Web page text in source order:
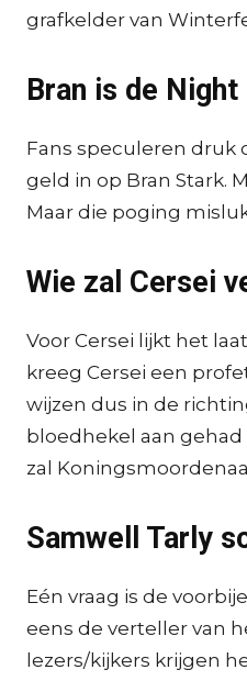
grafkelder van
Bran is de Night
Fans speculeren druk
geld in op Bran Stark.
Maar die poging
Wie zal Cersei
Voor Cersei lijkt het
kreeg Cersei een
wijzen dus in de
bloedhekel aan gehad
zal
Samwell Tarly
Eén vraag is de
eens de verteller van
lezers/kijkers krijgen